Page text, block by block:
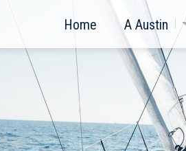
Home A Austin